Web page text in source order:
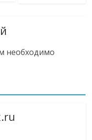
необходимо